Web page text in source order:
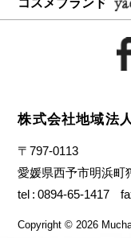
コスメブランド
株式会社地域法
〒797-0113
愛媛県西予市明浜町
tel
0894-65-1417
Copyright© 2026